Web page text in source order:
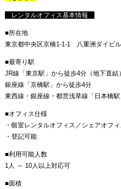
レンタルオフィス基本情報
■所在地
東京都中央区京橋1-1-1 八重洲ダイビ
■最寄り駅
JR線「東京駅」から徒歩4分（地下直結）
銀座線「京橋駅」から徒歩4分
東西線・銀座線・都営浅草線「日本橋
■オフィス仕様
・個室レンタルオフィス／シェアオフィ
・登記可能
■利用可能人数
1人 ～ 10人以上対応可
■面積